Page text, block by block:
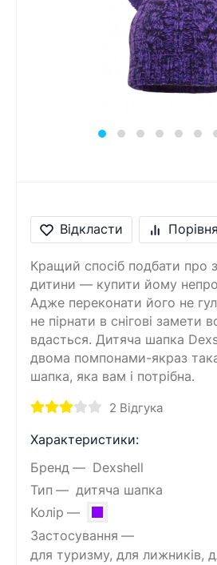
Відкласти
Кращий спосіб подбати про
дитини — купити йому
Адже переконати його не
не пірнати в снігові замети
вдасться. Дитяча шапка
двома помпонами-якраз
шапка, яка вам і потрібна.
2 Відгука
Характеристики:
Бренд
Dexshell
Тип
дитяча шапка
Колір
Застосування
для туризму, для лижників,